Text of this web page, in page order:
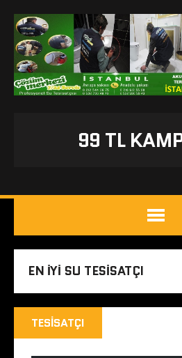
99 TL
EN IYI SU TESISATÇI
TESISATÇI